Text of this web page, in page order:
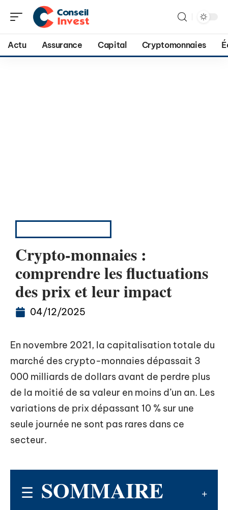
Actu Assurance Capital Cryptomonnaies
Crypto-monnaies :
comprendre les fluctuations
des prix et leur impact
04/12/2025
En novembre 2021, la capitalisation totale du
marché des crypto-monnaies dépassait 3
000 milliards de dollars avant de perdre plus
de la moitié de sa valeur en moins d’un an. Les
variations de prix dépassant 10 % sur une
seule journée ne sont pas rares dans ce
secteur.
SOMMAIRE